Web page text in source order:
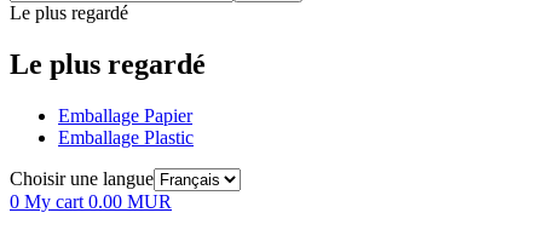
Le plus regardé
Le plus regardé
Emballage Papier
Emballage Plastic
Choisir une langue
0 My cart 0.00 MUR